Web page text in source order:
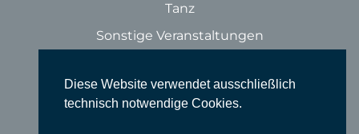
Tanz
Sonstige Veranstaltungen
Diese Website verwendet ausschließlich
technisch notwendige Cookies.